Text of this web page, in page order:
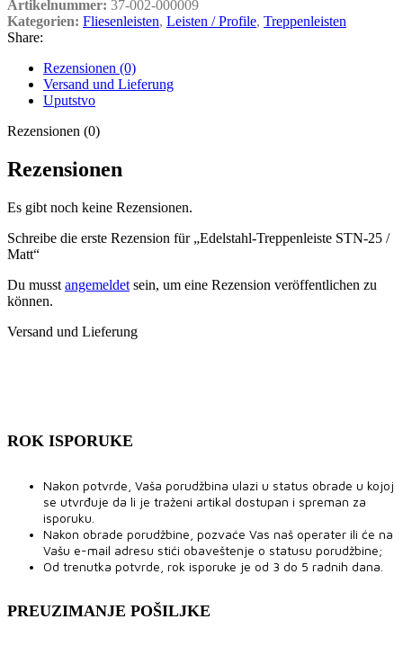
Artikelnummer: 37-002-000009
Kategorien: Fliesenleisten, Leisten / Profile, Treppenleisten
Share:
Rezensionen (0)
Versand und Lieferung
Uputstvo
Rezensionen (0)
Rezensionen
Es gibt noch keine Rezensionen.
Schreibe die erste Rezension für „Edelstahl-Treppenleiste STN-25 /
Matt“
Du musst angemeldet sein, um eine Rezension veröffentlichen zu
können.
Versand und Lieferung
ROK ISPORUKE
Nakon potvrde, Vaša porudžbina ulazi u status obrade u kojoj
se utvrđuje da li je traženi artikal dostupan i spreman za
isporuku.
Nakon obrade porudžbine, pozvaće Vas naš operater ili će na
Vašu e-mail adresu stići obaveštenje o statusu porudžbine;
Od trenutka potvrde, rok isporuke je od 3 do 5 radnih dana.
PREUZIMANJE POŠILJKE